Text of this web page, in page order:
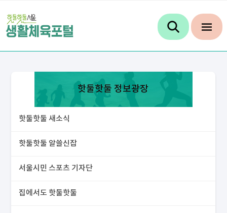
핫둘핫둘 정보광장
핫둘핫둘 새소식
핫둘핫둘 알쓸신잡
서울시민 스포츠 기자단
집에서도 핫둘핫둘